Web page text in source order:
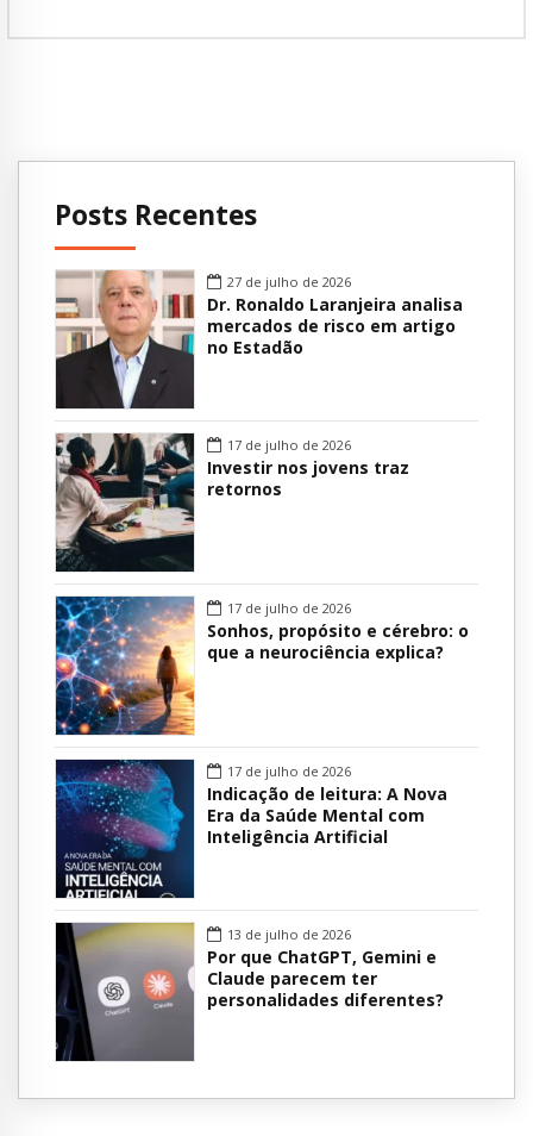
Posts Recentes
27 de julho de 2026
Dr. Ronaldo Laranjeira analisa
mercados de risco em artigo
no Estadão
17 de julho de 2026
Investir nos jovens traz
retornos
17 de julho de 2026
Sonhos, propósito e cérebro: o
que a neurociência explica?
17 de julho de 2026
Indicação de leitura: A Nova
Era da Saúde Mental com
Inteligência Artificial
13 de julho de 2026
Por que ChatGPT, Gemini e
Claude parecem ter
personalidades diferentes?